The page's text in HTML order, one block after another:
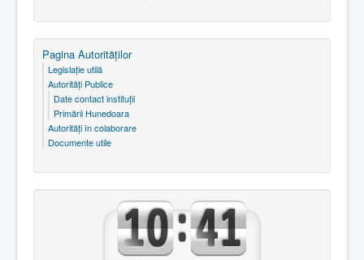
Pagina Autorităţilor
Legislaţie utilă
Autorităţi Publice
Date contact instituţii
Primării Hunedoara
Autorităţi în colaborare
Documente utile